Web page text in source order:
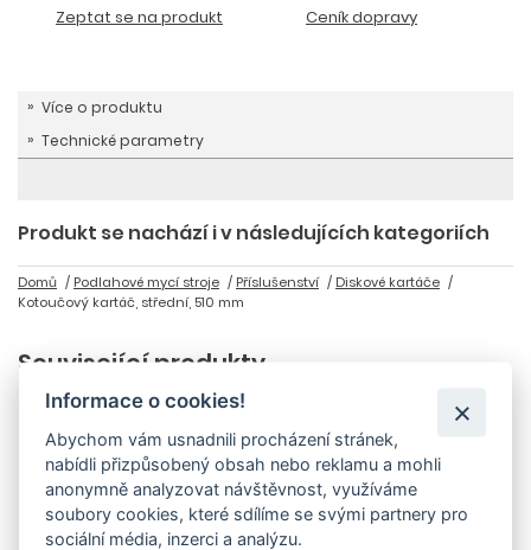
Zeptat se na produkt Ceník dopravy
Více o produktu
Technické parametry
Produkt se nachází i v následujících kategoriích
Domů Podlahové mycí stroje Příslušenství
Diskové kartáče
Kotoučový kartáč, střední, 510 mm
Související produkty
Doporučujeme
Akce
Doprava zdarma
Skladem
Skladem
Informace o cookies!
Abychom vám usnadnili procházení stránek,
nabídli přizpůsobený obsah nebo reklamu a mohli
anonymně analyzovat návštěvnost, využíváme
soubory cookies, které sdílíme se svými partnery pro
sociální média, inzerci a analýzu.